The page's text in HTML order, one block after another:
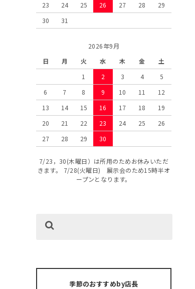
23
24 25 26 27 28
29
30
31
2026年9月
日
月 火 水 木 金
土
1
2 3 4
5
6
7 8 9 10 11
12
13
14 15 16 17 18
19
20
21 22 23 24 25
26
27
28 29 30
7/23，30(木曜日）は所用のためお休みいただ
きます。 7/28(火曜日) 展示会のため15時半オ
ープンとなります。
季節のおすすめby店長